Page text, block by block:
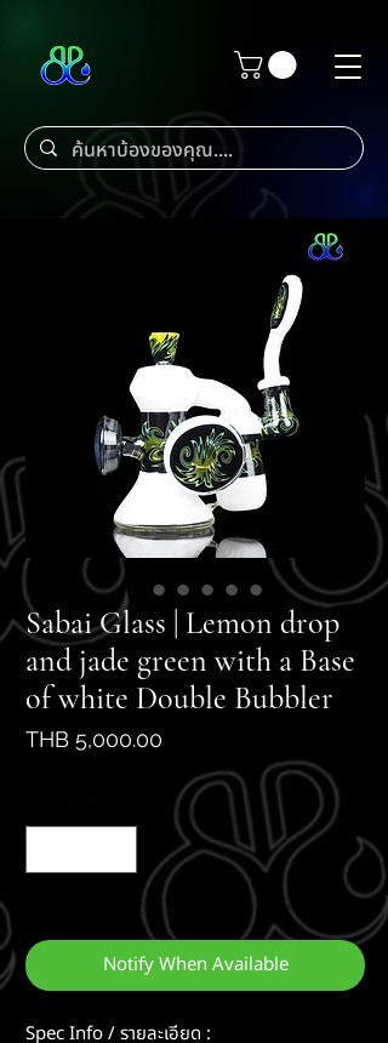
Sabai Glass | Lemon drop
and jade green with a Base
of white Double Bubbler
THB 5,000.00
Notify When Available
Spec Info / รายละเอียด :